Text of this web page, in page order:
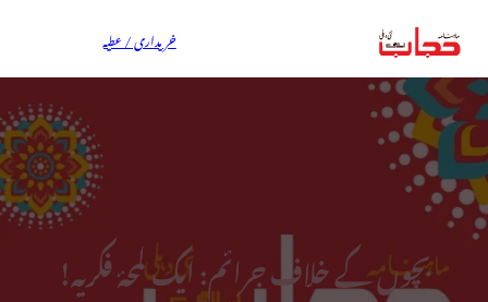
خریداری / عطیہ
بچوں کے خلاف جرائم: ایک لمحۂ فکریہ!